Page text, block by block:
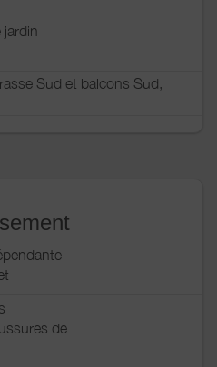
jardin
Sud et balcons Sud,
de